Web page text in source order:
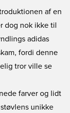
af en
dog nok ikke til
adidas
fordi denne
tror ville se
farver og lidt
unikke